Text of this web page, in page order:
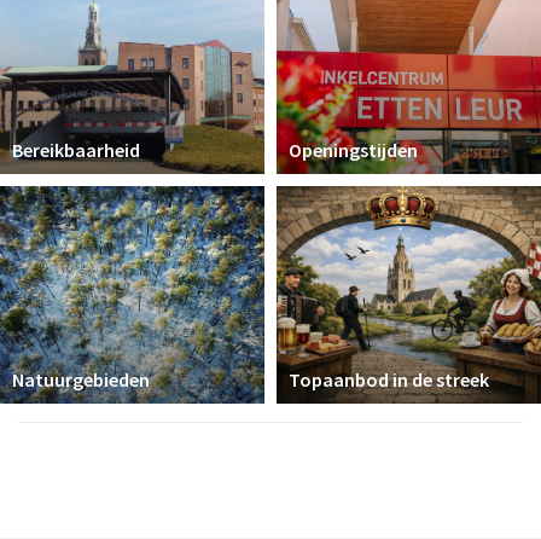
Bereikbaarheid Openingstijden
Natuurgebieden Topaanbod in de streek